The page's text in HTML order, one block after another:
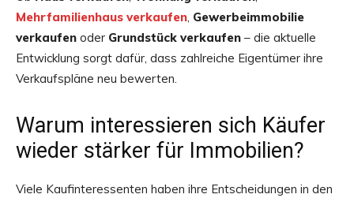
Mehrfamilienhaus verkaufen, Gewerbeimmobilie
verkaufen oder Grundstück verkaufen – die aktuelle
Entwicklung sorgt dafür, dass zahlreiche Eigentümer ihre
Verkaufspläne neu bewerten.
Warum interessieren sich Käufer
wieder stärker für Immobilien?
Viele Kaufinteressenten haben ihre Entscheidungen in den